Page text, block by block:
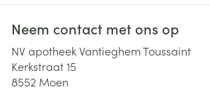
Neem contact met ons op
NV apotheek Vantieghem Toussaint
Kerkstraat 15
8552 Moen